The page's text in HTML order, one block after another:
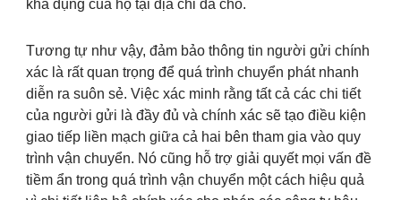
khả dụng của họ tại địa chỉ đã cho.
Tương tự như vậy, đảm bảo thông tin người gửi chính
xác là rất quan trọng để quá trình chuyển phát nhanh
diễn ra suôn sẻ. Việc xác minh rằng tất cả các chi tiết
của người gửi là đầy đủ và chính xác sẽ tạo điều kiện
giao tiếp liền mạch giữa cả hai bên tham gia vào quy
trình vận chuyển. Nó cũng hỗ trợ giải quyết mọi vấn đề
tiềm ẩn trong quá trình vận chuyển một cách hiệu quả